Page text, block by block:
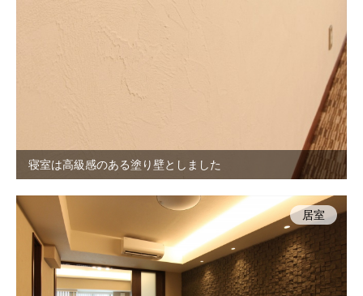
寝室は高級感のある塗り壁としました
居室